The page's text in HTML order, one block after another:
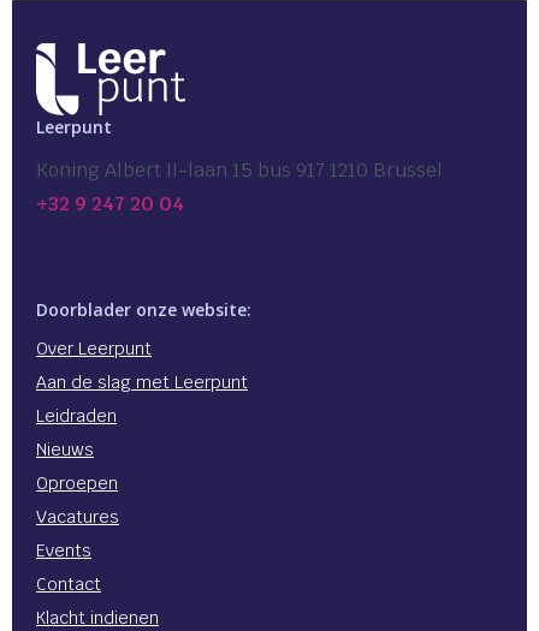
Leerpunt
Koning Albert II-laan 15 bus 917 1210 Brussel
+32 9 247 20 04
Doorblader onze website:
Over Leerpunt
Aan de slag met Leerpunt
Leidraden
Nieuws
Oproepen
Vacatures
Events
Contact
Klacht indienen